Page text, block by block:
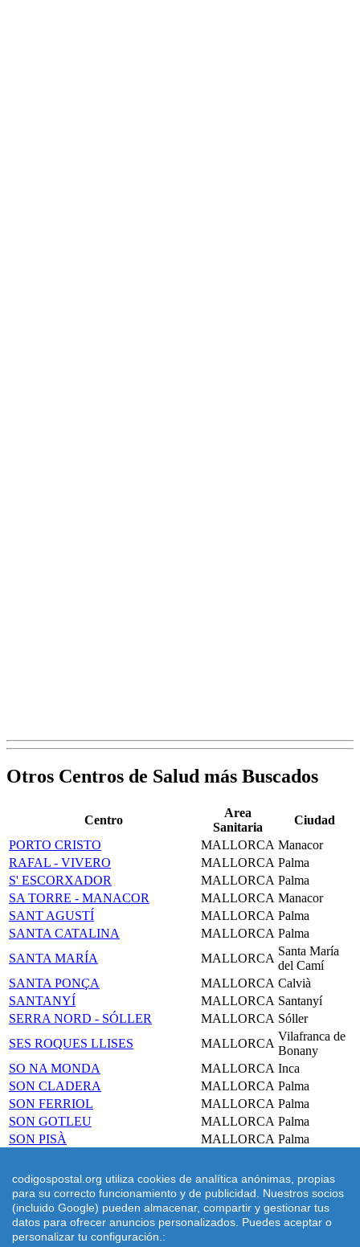
Otros Centros de Salud más Buscados
Centro
Area
Sanitaria
Ciudad
PORTO CRISTO
MALLORCA Manacor
RAFAL - VIVERO
MALLORCA Palma
S' ESCORXADOR
MALLORCA Palma
SA TORRE - MANACOR
MALLORCA Manacor
SANT AGUSTÍ
MALLORCA Palma
SANTA CATALINA
MALLORCA Palma
SANTA MARÍA
MALLORCA
Santa María
del Camí
SANTA PONÇA
MALLORCA Calvià
SANTANYÍ
MALLORCA Santanyí
SERRA NORD - SÓLLER
MALLORCA Sóller
SES ROQUES LLISES
MALLORCA
Vilafranca de
Bonany
SO NA MONDA
MALLORCA Inca
SON CLADERA
MALLORCA Palma
SON FERRIOL
MALLORCA Palma
SON GOTLEU
MALLORCA Palma
SON PISÀ
MALLORCA Palma
SON SERRA - LA VILETA
MALLORCA Palma
SA POBLA - TORRENT DE
SANT MIQUEL
MALLORCA Pobla, Sa
TRAMUNTANA - ESPORLES
MALLORCA Esporles
codigospostal.org utiliza cookies de analítica anónimas, propias
para su correcto funcionamiento y de publicidad. Nuestros socios
(incluido Google) pueden almacenar, compartir y gestionar tus
datos para ofrecer anuncios personalizados. Puedes aceptar o
personalizar tu configuración.: